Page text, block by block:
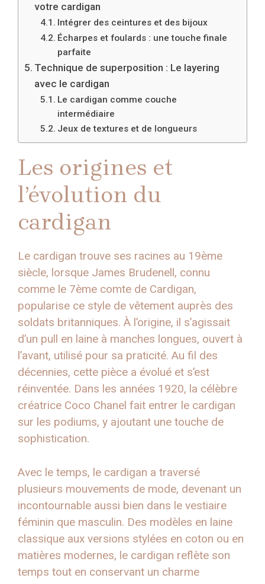
votre cardigan
Intégrer des ceintures et des bijoux
Écharpes et foulards : une touche finale
parfaite
Technique de superposition : Le layering
avec le cardigan
Le cardigan comme couche
intermédiaire
Jeux de textures et de longueurs
Les origines et
l’évolution du
cardigan
Le cardigan trouve ses racines au 19ème
siècle, lorsque James Brudenell, connu
comme le 7ème comte de Cardigan,
popularise ce style de vêtement auprès des
soldats britanniques. À l’origine, il s’agissait
d’un pull en laine à manches longues, ouvert à
l’avant, utilisé pour sa praticité. Au fil des
décennies, cette pièce a évolué et s’est
réinventée. Dans les années 1920, la célèbre
créatrice Coco Chanel fait entrer le cardigan
sur les podiums, y ajoutant une touche de
sophistication.
Avec le temps, le cardigan a traversé
plusieurs mouvements de mode, devenant un
incontournable aussi bien dans le vestiaire
féminin que masculin. Des modèles en laine
classique aux versions stylées en coton ou en
matières modernes, le cardigan reflète son
temps tout en conservant un charme